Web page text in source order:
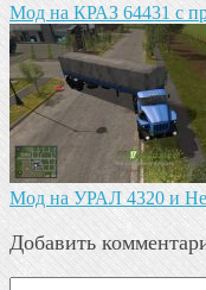
Мод на КРАЗ 64431 с
Мод на УРАЛ 4320 и
Добавить